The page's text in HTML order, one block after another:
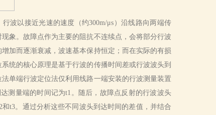
以接近光速的速度（约300m/μs）沿线路向两端传
象。故障点作为主要的阻抗不连续点，会将部分行波
加而逐渐衰减，波速基本保持恒定；而在实际的有损
统的核心原理是基于行波的传播时间差或行波波头到
单端行波定位法仅利用线路一端安装的行波测量装置
测量端的时间记为t1。随后，故障点反射的行波波头
t3。通过分析这些不同波头到达时间的差值，并结合